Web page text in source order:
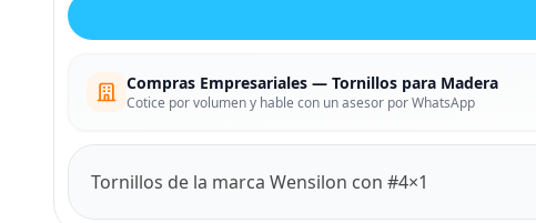
Compras Empresariales — Tornillos para Madera
Cotice por volumen y hable con un asesor por WhatsApp
Tornillos de la marca Wensilon con #4×1